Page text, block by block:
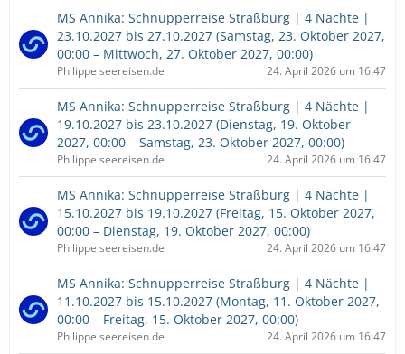
MS Annika: Schnupperreise Straßburg | 4 Nächte |
23.10.2027 bis 27.10.2027 (Samstag, 23. Oktober 2027,
00:00 – Mittwoch, 27. Oktober 2027, 00:00)
Philippe seereisen.de 24. April 2026 um 16:47
MS Annika: Schnupperreise Straßburg | 4 Nächte |
19.10.2027 bis 23.10.2027 (Dienstag, 19. Oktober
2027, 00:00 – Samstag, 23. Oktober 2027, 00:00)
Philippe seereisen.de 24. April 2026 um 16:47
MS Annika: Schnupperreise Straßburg | 4 Nächte |
15.10.2027 bis 19.10.2027 (Freitag, 15. Oktober 2027,
00:00 – Dienstag, 19. Oktober 2027, 00:00)
Philippe seereisen.de 24. April 2026 um 16:47
MS Annika: Schnupperreise Straßburg | 4 Nächte |
11.10.2027 bis 15.10.2027 (Montag, 11. Oktober 2027,
00:00 – Freitag, 15. Oktober 2027, 00:00)
Philippe seereisen.de 24. April 2026 um 16:47